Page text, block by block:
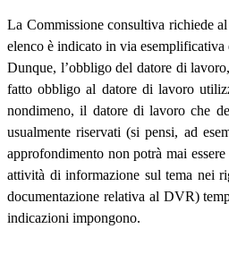
La Commissione consultiva richiede
elenco è indicato in via esemplificativa
Dunque, l’obbligo del datore di
fatto obbligo al datore di lavoro
nondimeno, il datore di lavoro che
usualmente riservati (si pensi, ad
approfondimento non potrà mai
attività di informazione sul tema nei
documentazione relativa al DVR)
indicazioni impongono.